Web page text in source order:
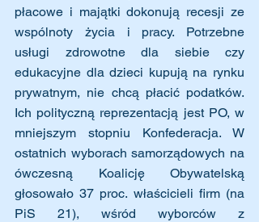
płacowe i majątki dokonują recesji ze
wspólnoty życia i pracy. Potrzebne
usługi zdrowotne dla siebie czy
edukacyjne dla dzieci kupują na rynku
prywatnym, nie chcą płacić podatków.
Ich polityczną reprezentacją jest PO, w
mniejszym stopniu Konfederacja. W
ostatnich wyborach samorządowych na
ówczesną Koalicję Obywatelską
głosowało 37 proc. właścicieli firm (na
PiS 21), wśród wyborców z